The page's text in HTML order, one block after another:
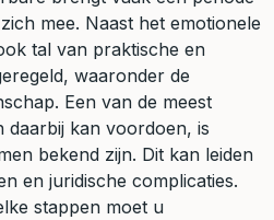
mee. Naast het emotionele
tal van praktische en
waaronder de
. Een van de meest
daarbij kan voordoen, is
bekend zijn. Dit kan leiden
en juridische complicaties.
stappen moet u